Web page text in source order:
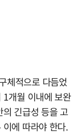
체적으로 다듬었
개월 이내에 보완
긴급성 등을 고
에 따라야 한다.